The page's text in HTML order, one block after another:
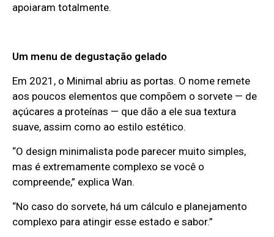
apoiaram totalmente.
Um menu de degustação gelado
Em 2021, o Minimal abriu as portas. O nome remete
aos poucos elementos que compõem o sorvete — de
açúcares a proteínas — que dão a ele sua textura
suave, assim como ao estilo estético.
“O design minimalista pode parecer muito simples,
mas é extremamente complexo se você o
compreende,” explica Wan.
“No caso do sorvete, há um cálculo e planejamento
complexo para atingir esse estado e sabor.”